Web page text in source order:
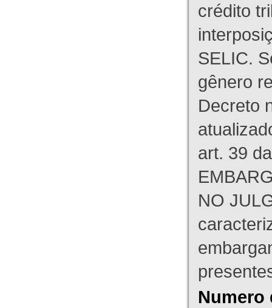
crédito
SELIC.
gênero
Decreto
art. 39
NO
Numero